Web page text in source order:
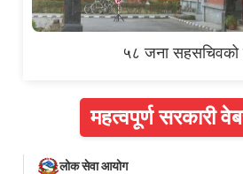
५८ जना सहसचिवको
महत्वपूर्ण सरकारी
लोक सेवा आयोग